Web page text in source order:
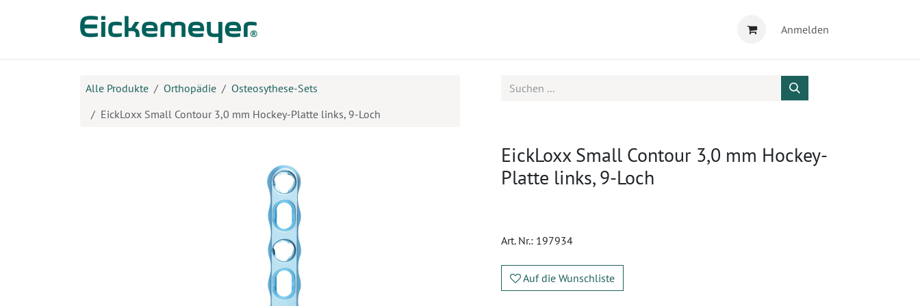
Anmelden
Alle Produkte Orthopädie
Osteosythese-Sets
EickLoxx Small Contour 3,0 mm Hockey-Platte links, 9-Loch
EickLoxx Small Contour 3,0 mm Hockey-
Platte links, 9-Loch
Art. Nr.: 197934
Auf die Wunschliste